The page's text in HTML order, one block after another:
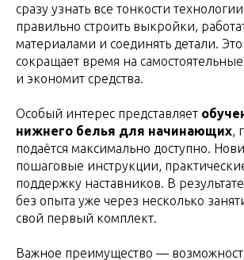
сразу узнать все тонкости
правильно строить выкройки,
материалами и соединять детали.
сокращает время на
и экономит средства.
Особый интерес представляет
нижнего белья для начинающих,
подаётся максимально доступно.
пошаговые инструкции,
поддержку наставников. В
без опыта уже через несколько
свой первый комплект.
Важное преимущество —